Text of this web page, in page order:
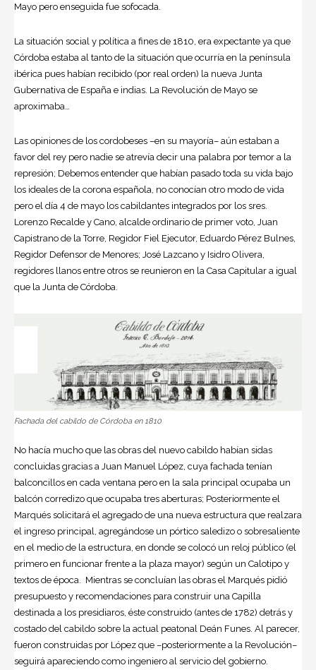
Mayo pero enseguida fue sofocada.
La situación social y política a fines de 1810, era expectante ya que
Córdoba estaba al tanto de la situación que ocurría en la península
ibérica pues habían recibido (por real orden) la nueva Junta
Gubernativa de España e indias. La Revolución de Mayo se
aproximaba…
Las opiniones de los cordobeses –en su mayoría– aún estaban a
favor del rey pero nadie se atrevía decir una palabra por temor a la
represión; Debemos entender que habían pasado toda su vida bajo
los ideales de la corona española, no conocían otro modo de vida
pero el día 4 de mayo los cabildantes integrados por los sres.
Lorenzo Recalde y Cano, alcalde ordinario de primer voto, Juan
Capistrano de la Torre, Regidor Fiel Ejecutor, Eduardo Pérez Bulnes,
Regidor Defensor de Menores; José Lazcano y Isidro Olivera,
regidores llanos entre otros se reunieron en la Casa Capitular a igual
que la Junta de Córdoba.
Fachada del cabildo de Córdoba en 1810
No hacía mucho que las obras del nuevo cabildo habían sidas
concluidas gracias a Juan Manuel López, cuya fachada tenían
balconcillos en cada ventana pero en la sala principal ocupaba un
balcón corredizo que ocupaba tres aberturas; Posteriormente el
Marqués solicitará el agregado de una nueva estructura que realzara
el ingreso principal, agregándose un pórtico saledizo o sobresaliente
en el medio de la estructura, en donde se colocó un reloj público (el
primero en funcionar frente a la plaza mayor) según un Calotipo y
textos de época. Mientras se concluían las obras el Marqués pidió
presupuesto y recomendaciones para construir una Capilla
destinada a los presidiaros, éste construido (antes de 1782) detrás y
costado del cabildo sobre la actual peatonal Deán Funes. Al parecer,
fueron construidas por López que –posteriormente a la Revolución–
seguirá apareciendo como ingeniero al servicio del gobierno.